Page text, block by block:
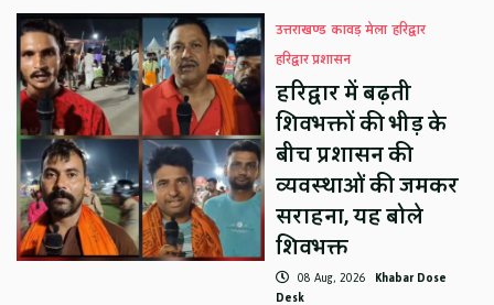
उत्तराखण्ड कावड़ मेला हरिद्वार
हरिद्वार प्रशासन
हरिद्वार में बढ़ती
शिवभक्तों की भीड़ के
बीच प्रशासन की
व्यवस्थाओं की जमकर
सराहना, यह बोले
शिवभक्त
08 Aug, 2026 Khabar Dose
Desk